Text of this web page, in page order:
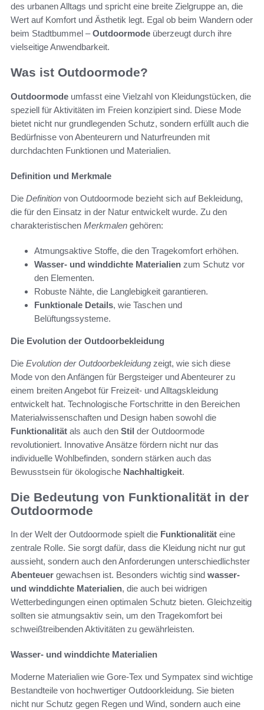
des urbanen Alltags und spricht eine breite Zielgruppe an, die
Wert auf Komfort und Ästhetik legt. Egal ob beim Wandern oder
beim Stadtbummel –Outdoormode überzeugt durch ihre
vielseitige Anwendbarkeit.
Was ist Outdoormode?
Outdoormode umfasst eine Vielzahl von Kleidungstücken, die
speziell für Aktivitäten im Freien konzipiert sind. Diese Mode
bietet nicht nur grundlegenden Schutz, sondern erfüllt auch die
Bedürfnisse von Abenteurern und Naturfreunden mit
durchdachten Funktionen und Materialien.
Definition und Merkmale
Die Definition von Outdoormode bezieht sich auf Bekleidung,
die für den Einsatz in der Natur entwickelt wurde. Zu den
charakteristischen Merkmalen gehören:
Atmungsaktive Stoffe, die den Tragekomfort erhöhen.
Wasser- und winddichte Materialien zum Schutz vor
den Elementen.
Robuste Nähte, die Langlebigkeit garantieren.
Funktionale Details, wie Taschen und
Belüftungssysteme.
Die Evolution der Outdoorbekleidung
Die Evolution der Outdoorbekleidung zeigt, wie sich diese
Mode von den Anfängen für Bergsteiger und Abenteurer zu
einem breiten Angebot für Freizeit- und Alltagskleidung
entwickelt hat. Technologische Fortschritte in den Bereichen
Materialwissenschaften und Design haben sowohl die
Funktionalität als auch den Stil der Outdoormode
revolutioniert. Innovative Ansätze fördern nicht nur das
individuelle Wohlbefinden, sondern stärken auch das
Bewusstsein für ökologische Nachhaltigkeit.
Die Bedeutung von Funktionalität in der
Outdoormode
In der Welt der Outdoormode spielt die Funktionalität eine
zentrale Rolle. Sie sorgt dafür, dass die Kleidung nicht nur gut
aussieht, sondern auch den Anforderungen unterschiedlichster
Abenteuer gewachsen ist. Besonders wichtig sind wasser-
und winddichte Materialien, die auch bei widrigen
Wetterbedingungen einen optimalen Schutz bieten. Gleichzeitig
sollten sie atmungsaktiv sein, um den Tragekomfort bei
schweißtreibenden Aktivitäten zu gewährleisten.
Wasser- und winddichte Materialien
Moderne Materialien wie Gore-Tex und Sympatex sind wichtige
Bestandteile von hochwertiger Outdoorkleidung. Sie bieten
nicht nur Schutz gegen Regen und Wind, sondern auch eine